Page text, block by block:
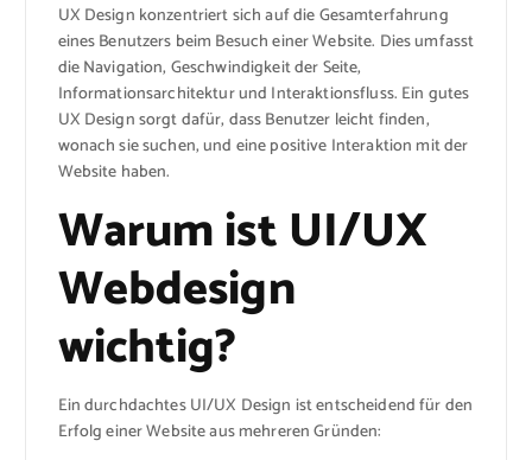
UX Design konzentriert sich auf die Gesamterfahrung
eines Benutzers beim Besuch einer Website. Dies umfasst
die Navigation, Geschwindigkeit der Seite,
Informationsarchitektur und Interaktionsfluss. Ein gutes
UX Design sorgt dafür, dass Benutzer leicht finden,
wonach sie suchen, und eine positive Interaktion mit der
Website haben.
Warum ist UI/UX
Webdesign
wichtig?
Ein durchdachtes UI/UX Design ist entscheidend für den
Erfolg einer Website aus mehreren Gründen: